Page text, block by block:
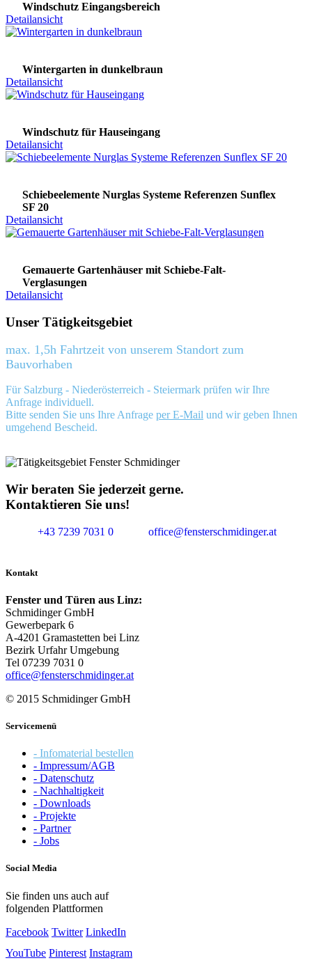
Windschutz Eingangsbereich
Detailansicht
Wintergarten in dunkelbraun
Detailansicht
Windschutz für Hauseingang
Detailansicht
Schiebeelemente Nurglas Systeme Referenzen Sunflex
SF 20
Detailansicht
Gemauerte Gartenhäuser mit Schiebe-Falt-
Verglasungen
Detailansicht
Unser Tätigkeitsgebiet
max. 1,5h Fahrtzeit von unserem Standort zum
Bauvorhaben
Für Salzburg - Niederösterreich - Steiermark prüfen wir Ihre
Anfrage individuell.
Bitte senden Sie uns Ihre Anfrage per E-Mail und wir geben Ihnen
umgehend Bescheid.
Wir beraten Sie jederzeit gerne.
Kontaktieren Sie uns!
+43 7239 7031 0 office@fensterschmidinger.at
Kontakt
Fenster und Türen aus Linz:
Schmidinger GmbH
Gewerbepark 6
A-4201 Gramastetten bei Linz
Bezirk Urfahr Umgebung
Tel 07239 7031 0
office@fensterschmidinger.at
© 2015 Schmidinger GmbH
Servicemenü
- Infomaterial bestellen
- Impressum/AGB
- Datenschutz
- Nachhaltigkeit
- Downloads
- Projekte
- Partner
- Jobs
Social Media
Sie finden uns auch auf
folgenden Plattformen
Facebook Twitter LinkedIn
YouTube Pinterest Instagram